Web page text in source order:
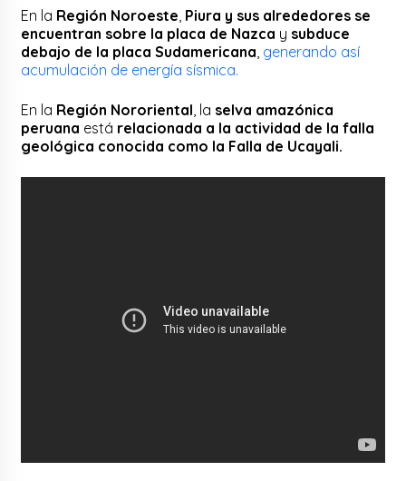
En la Región Noroeste Piura y sus alrededores se
encuentran sobre la placa de Nazca y subduce
debajo de la placa Sudamericana generando así
acumulación de energía sísmica.
En la Región Nororiental , la selva amazónica
peruana está relacionada a la actividad de la falla
geológica conocida como la Falla de Ucayali.